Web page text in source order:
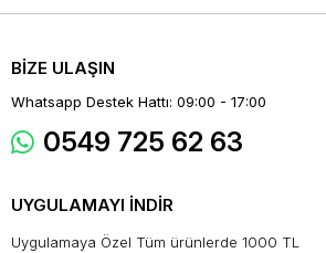
BİZE ULAŞIN
Whatsapp Destek Hattı: 09:00 - 17:00
0549 725 62 63
UYGULAMAYI İNDİR
Uygulamaya Özel Tüm ürünlerde 1000 TL